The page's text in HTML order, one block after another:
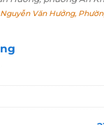
Văn Hưởng,